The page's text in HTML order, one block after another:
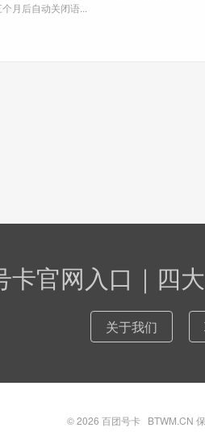
月后自动关闭语...
卡官网入口｜四
关于我们
© 2026 百团号卡BTWM.CN